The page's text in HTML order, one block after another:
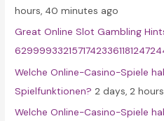
r
:
hours, 40 minutes ago
Great Online Slot Gambling
Welche Online-Casino-Spiele
Spielfunktionen? 2 days, 2
Welche Online-Casino-Spiele